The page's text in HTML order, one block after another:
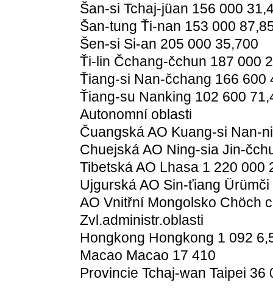
Šan-si Tchaj-jüan 156 000
Šan-tung Ťi-nan 153 000
Šen-si Si-an 205 000 35,700
Ťi-lin Čchang-čchun 187 000
Ťiang-si Nan-čchang 166 600
Ťiang-su Nanking 102 600
Autonomní oblasti
Čuangská AO Kuang-si Nan-
Chuejská AO Ning-sia Jin-
Tibetská AO Lhasa 1 220 000
Ujgurská AO Sin-ťiang Ürümči
AO Vnitřní Mongolsko Chöch
Zvl.administr.oblasti
Hongkong Hongkong 1 092
Macao Macao 17 410
Provincie Tchaj-wan Taipei 36